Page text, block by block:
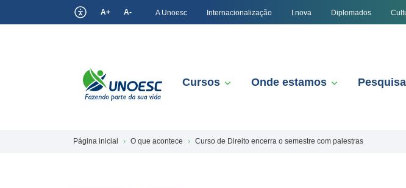
A+ A- A Unoesc Internacionalização I.nova Diplomados
Cursos Onde estamos Pesquisa
Página inicial O que acontece Curso de Direito encerra o semestre com palestras